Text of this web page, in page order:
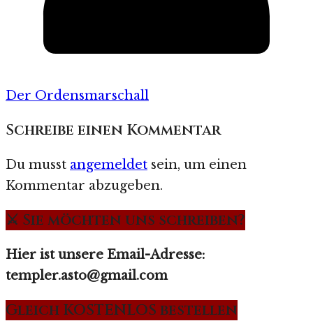
Der Ordensmarschall
Schreibe einen Kommentar
Du musst angemeldet sein, um einen
Kommentar abzugeben.
⚔️ Sie möchten uns schreiben?
Hier ist unsere Email-Adresse:
templer.asto@gmail.com
Gleich KOSTENLOS bestellen